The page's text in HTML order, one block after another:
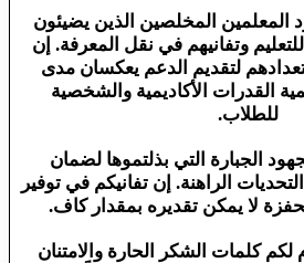
المعلمين المخلصين الذين يضيئون
وتفانيهم في نقل المعرفة. إن
لتقديم الدعم يعكسان مدى
القدرات الأكاديمية والشخصية
للطلاب.
الجبارة التي بذلتموها لضمان
الراهنة. إن تفانيكم في توفير
لا يمكن تقديره بمقدار كاف.
كلمات الشكر الحارة والامتنان